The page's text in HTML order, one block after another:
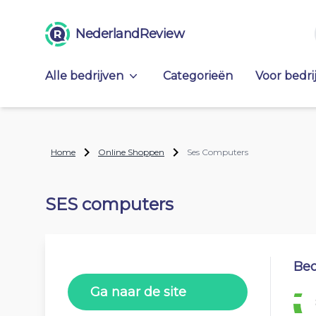
NederlandReview
Alle bedrijven Categorieën Voor
Home Online Shoppen Ses Computers
SES computers
Ga naar de site